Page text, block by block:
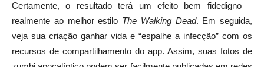
Certamente, o resultado terá um efeito bem fidedigno –
realmente ao melhor estilo The Walking Dead. Em seguida,
veja sua criação ganhar vida e “espalhe a infecção” com os
recursos de compartilhamento do app. Assim, suas fotos de